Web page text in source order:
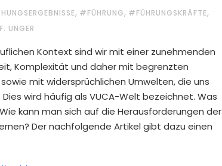
, #FÜHRUNG, #FÜHRUNGSKRÄFTE,
UNGER
Kontext sind wir mit einer zunehmenden
Komplexität und daher mit begrenzten
mit widersprüchlichen Umwelten, die uns
wird häufig als VUCA-Welt bezeichnet. Was
kann man sich auf die Herausforderungen der
Der nachfolgende Artikel gibt dazu einen